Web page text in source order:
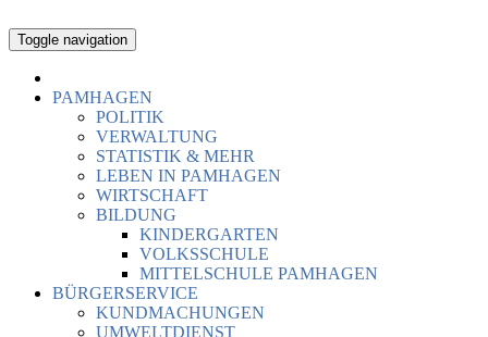
Toggle navigation
PAMHAGEN
POLITIK
VERWALTUNG
STATISTIK & MEHR
LEBEN IN PAMHAGEN
WIRTSCHAFT
BILDUNG
KINDERGARTEN
VOLKSSCHULE
MITTELSCHULE PAMHAGEN
BÜRGERSERVICE
KUNDMACHUNGEN
UMWELTDIENST